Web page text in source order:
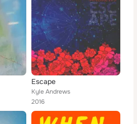
Escape
Kyle Andrews
2016